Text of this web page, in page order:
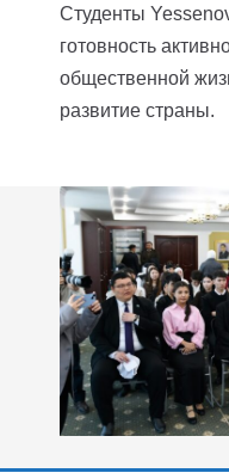
Студенты
готовность
общественной
развитие страны.